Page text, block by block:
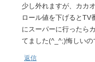
少し外れますが、カカ
ロール値を下げるとTV
にスーパーに行ったら
てました(^_^;)悔しい
返信